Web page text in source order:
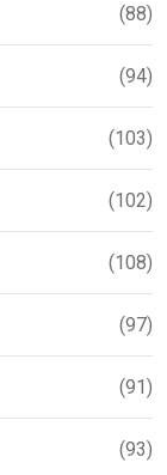
(88)
(94)
(103)
(102)
(108)
(97)
(91)
(93)